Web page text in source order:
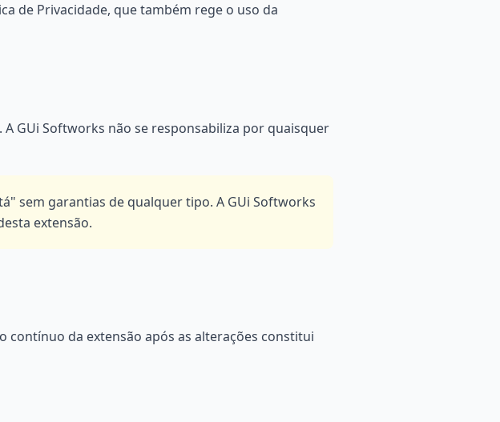
de Privacidade, que também rege o uso da
GUi Softworks não se responsabiliza por quaisquer
sem garantias de qualquer tipo. A GUi Softworks
extensão.
contínuo da extensão após as alterações constitui